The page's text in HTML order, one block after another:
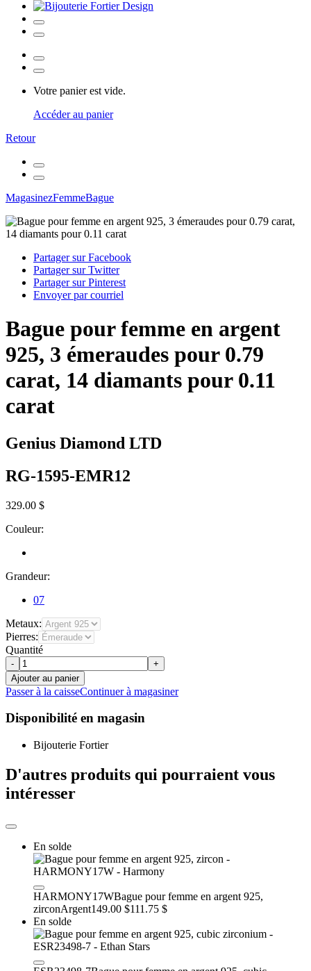
Votre panier est vide.
Accéder au panier
Retour
MagasinezFemmeBague
Partager sur Facebook
Partager sur Twitter
Partager sur Pinterest
Envoyer par courriel
Bague pour femme en argent
925, 3 émeraudes pour 0.79
carat, 14 diamants pour 0.11
carat
Genius Diamond LTD
RG-1595-EMR12
329.00 $
Couleur:
Grandeur:
07
Metaux:
Pierres:
Quantité
-
+
Ajouter au panier
Passer à la caisseContinuer à magasiner
Disponibilité en magasin
Bijouterie Fortier
D'autres produits qui pourraient vous
intéresser
En solde
HARMONY17WBague pour femme en argent 925,
zirconArgent149.00 $111.75 $
En solde